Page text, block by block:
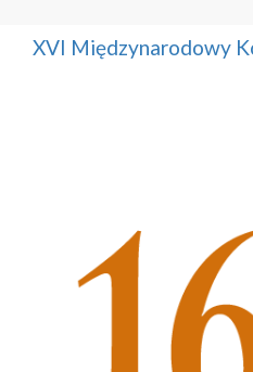
XVI Międzynarodowy